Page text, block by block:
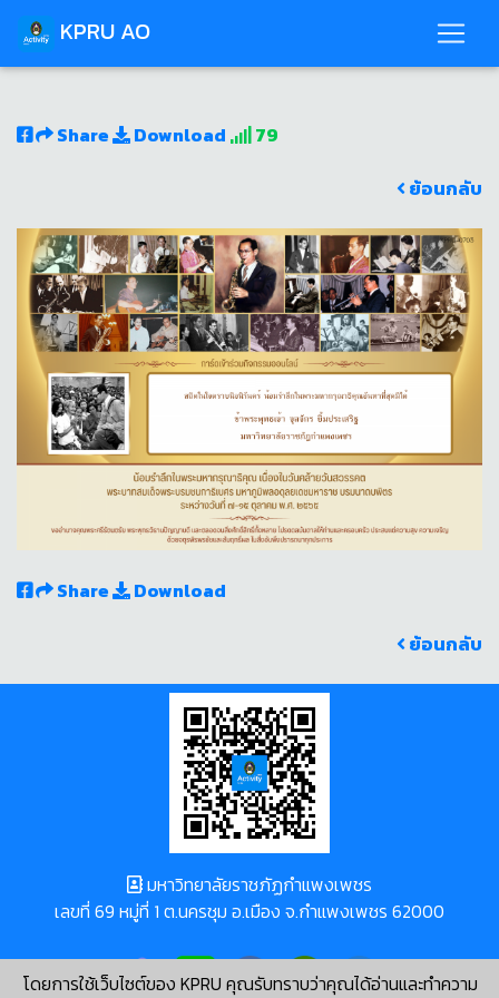
KPRU AO
Share Download
79
ย้อนกลับ
Share
Download
ย้อนกลับ
โดยการใช้เว็บไซต์ของ KPRU คุณรับทราบว่าคุณได้อ่านและทำความ
มหาวิทยาลัยราชภัฏกำแพงเพชร
เลขที่ 69 หมู่ที่ 1 ต.นครชุม อ.เมือง จ.กำแพงเพชร 62000